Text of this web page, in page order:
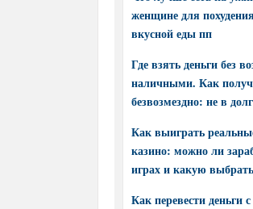
женщине для
вкусной еды пп
Где взять деньги без
наличными. Как
безвозмездно: не в
Как выиграть
казино: можно ли
играх и какую
Как перевести деньги